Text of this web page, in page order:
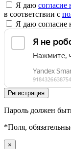
Я даю
в соответствии с
Я даю согласие
Пароль должен
*Поля,
×